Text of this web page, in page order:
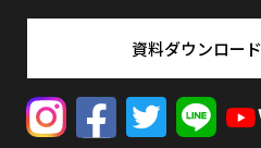
資料ダウンロード